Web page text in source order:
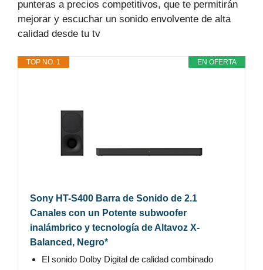
punteras a precios competitivos, que te permitirán
mejorar y escuchar un sonido envolvente de alta
calidad desde tu tv
EN OFERTA
TOP NO. 1
Sony HT-S400 Barra de Sonido de 2.1
Canales con un Potente subwoofer
inalámbrico y tecnología de Altavoz X-
Balanced, Negro*
El sonido Dolby Digital de calidad combinado